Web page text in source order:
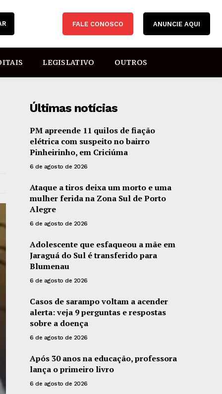
FALE CONOSCO ANUNCIE AQUI
LEGISLATIVO OUTROS
Últimas notícias
PM apreende 11 quilos de fiação
elétrica com suspeito no bairro
Pinheirinho, em Criciúma
6 de agosto de 2026
Ataque a tiros deixa um morto e uma
mulher ferida na Zona Sul de Porto
Alegre
6 de agosto de 2026
Adolescente que esfaqueou a mãe em
Jaraguá do Sul é transferido para
Blumenau
6 de agosto de 2026
Casos de sarampo voltam a acender
alerta: veja 9 perguntas e respostas
sobre a doença
6 de agosto de 2026
Após 30 anos na educação, professora
lança o primeiro livro
6 de agosto de 2026